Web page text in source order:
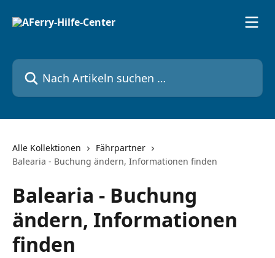
Nach Artikeln suchen …
Alle Kollektionen
Fährpartner
Balearia - Buchung ändern, Informationen finden
Balearia - Buchung
ändern, Informationen
finden